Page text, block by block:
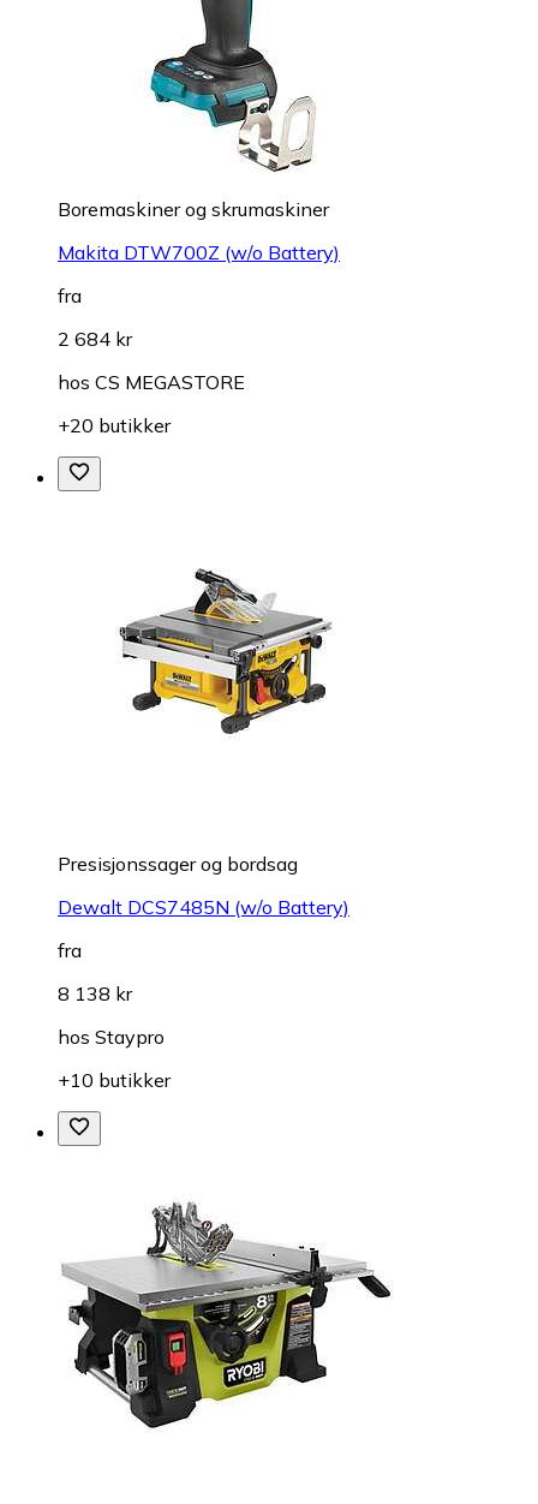
Boremaskiner og skrumaskiner
Makita DTW700Z (w/o Battery)
fra
2 684 kr
hos CS MEGASTORE
+20 butikker
Presisjonssager og bordsag
Dewalt DCS7485N (w/o Battery)
fra
8 138 kr
hos Staypro
+10 butikker